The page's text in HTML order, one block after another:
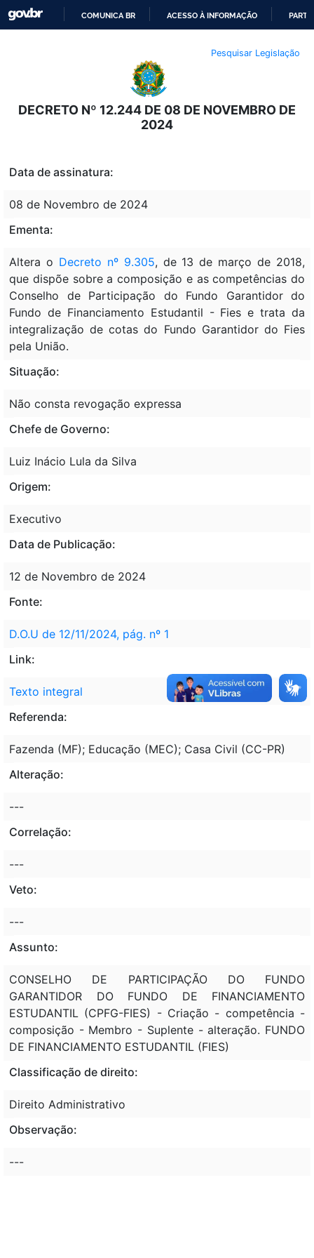
O
CONTEÚDO
COMUNICA BR ACESSO À INFORMAÇÃO
Pesquisar Legislação
DECRETO Nº 12.244 DE 08 DE NOVEMBRO DE
2024
Data de assinatura:
08 de Novembro de 2024
Ementa:
Altera o Decreto nº 9.305, de 13 de março de 2018,
que dispõe sobre a composição e as competências do
Conselho de Participação do Fundo Garantidor do
Fundo de Financiamento Estudantil - Fies e trata da
integralização de cotas do Fundo Garantidor do Fies
pela União.
Situação:
Não consta revogação expressa
Chefe de Governo:
Luiz Inácio Lula da Silva
Origem:
Executivo
Data de Publicação:
12 de Novembro de 2024
Fonte:
D.O.U de 12/11/2024, pág. nº 1
Link:
Texto integral
Referenda:
Fazenda (MF); Educação (MEC); Casa Civil (CC-PR)
Alteração:
---
Correlação:
---
Veto:
---
Assunto:
CONSELHO DE PARTICIPAÇÃO DO FUNDO
GARANTIDOR DO FUNDO DE FINANCIAMENTO
ESTUDANTIL (CPFG-FIES) - Criação - competência -
composição - Membro - Suplente - alteração. FUNDO
DE FINANCIAMENTO ESTUDANTIL (FIES)
Classificação de direito:
Direito Administrativo
Observação:
---